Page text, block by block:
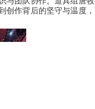
创作背后的坚守与温度